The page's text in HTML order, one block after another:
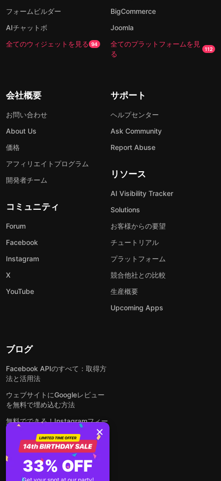
フォームビルダー
AIチャットボ
全てのウィジェットを見る 94
BigCommerce
Joomla
全てのプラットフォームを見
る
112
会社概要
お問い合わせ
About Us
価格
アフィリエイトプログラム
開発者チーム
コミュニティ
Forum
Facebook
Instagram
X
YouTube
サポート
ヘルプセンター
Ask Community
Report Abuse
リソース
AI Visibility Tracker
Solutions
お客様からの要望
チュートリアル
プラットフォーム
競合他社との比較
生産概要
Upcoming Apps
ブログ
Facebook APIのすべて：取得方
法と活用法
ウェブサイトにGoogleレビュー
を無料で埋め込む方法
無料でできる！Instagramフィー
ドをウェブサイトに埋め込む方法
どんなウェブサイトにも無料でフ
ォームを埋め込む方法
WordPressサイトにLinkedInフ
33% OFF